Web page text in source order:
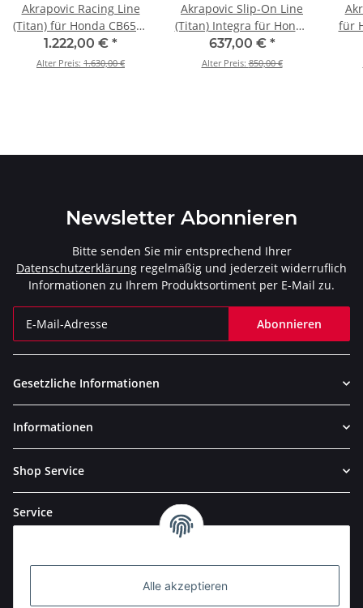
Alle akzeptieren
Akrapovic Racing Line
(Titan) für Honda CB650F
- BJ. 2014 > 2018 (S-
H6R14-HEGEHT)
1.222,00 € *
Alter Preis: 1.630,00 €
Akrapovic Slip-On Line
(Titan) Integra für Honda
Integra - BJ. 2012 > 2020
(S-H7SO2-HRT)
637,00 € *
Alter Preis:850,00 €
für
Newsletter Abonnieren
Bitte senden Sie mir entsprechend Ihrer
Datenschutzerklärung regelmäßig und jederzeit widerruflich
Informationen zu Ihrem Produktsortiment per E-Mail zu.
Abonnieren
Gesetzliche Informationen
Informationen
Shop Service
Service